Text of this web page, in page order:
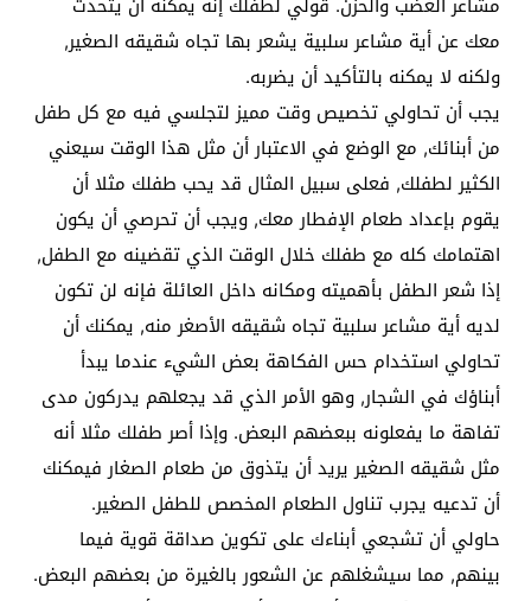
معك عن أية مشاعر سلبية يشعر بها تجاه شقيقه الصغير,
ولكنه لا يمكنه بالتأكيد أن يضربه.
يجب أن تحاولي تخصيص وقت مميز لتجلسي فيه مع كل طفل
من أبنائك, مع الوضع في الاعتبار أن مثل هذا الوقت سيعني
الكثير لطفلك, فعلى سبيل المثال قد يحب طفلك مثلا أن
يقوم بإعداد طعام الإفطار معك, ويجب أن تحرصي أن يكون
اهتمامك كله مع طفلك خلال الوقت الذي تقضينه مع الطفل,
إذا شعر الطفل بأهميته ومكانه داخل العائلة فإنه لن تكون
لديه أية مشاعر سلبية تجاه شقيقه الأصغر منه, يمكنك أن
تحاولي استخدام حس الفكاهة بعض الشيء عندما يبدأ
أبناؤك في الشجار, وهو الأمر الذي قد يجعلهم يدركون مدى
تفاهة ما يفعلونه ببعضهم البعض. وإذا أصر طفلك مثلا أنه
مثل شقيقه الصغير يريد أن يتذوق من طعام الصغار فيمكنك
أن تدعيه يجرب تناول الطعام المخصص للطفل الصغير.
حاولي أن تشجعي أبناءك على تكوين صداقة قوية فيما
بينهم, مما سيشغلهم عن الشعور بالغيرة من بعضهم البعض.